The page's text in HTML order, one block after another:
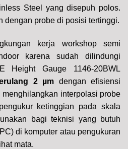
Steel yang disepuh polos.
dengan probe di posisi tertinggi.
kerja workshop semi
karena sudah dilindungi
Height Gauge 1146-20BWL
2 µm dengan efisiensi
interpolasi probe
ketinggian pada skala
bagi teknisi yang butuh
di komputer atau pengukuran
mata.